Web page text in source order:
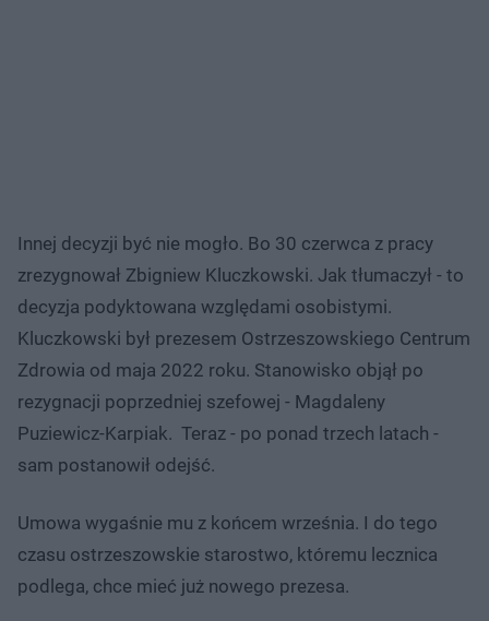
Innej decyzji być nie mogło. Bo 30 czerwca z pracy
zrezygnował Zbigniew Kluczkowski. Jak tłumaczył - to
decyzja podyktowana względami osobistymi.
Kluczkowski był prezesem Ostrzeszowskiego Centrum
Zdrowia od maja 2022 roku. Stanowisko objął po
rezygnacji poprzedniej szefowej - Magdaleny
Puziewicz-Karpiak. Teraz - po ponad trzech latach -
sam postanowił odejść.
Umowa wygaśnie mu z końcem września. I do tego
czasu ostrzeszowskie starostwo, któremu lecznica
podlega, chce mieć już nowego prezesa.